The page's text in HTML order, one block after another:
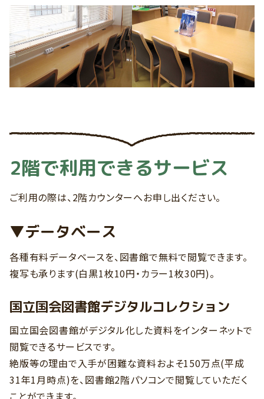
2階で利用できるサービス
ご利用の際は、2階カウンターへお申し出ください。
▼データベース
各種有料データベースを、図書館で無料で閲覧できます。
複写も承ります(白黒1枚10円・カラー1枚30円)。
国立国会図書館デジタルコレクション
国立国会図書館がデジタル化した資料をインターネットで
閲覧できるサービスです。
絶版等の理由で入手が困難な資料およそ150万点(平成
31年1月時点)を、図書館2階パソコンで閲覧していただく
ことができます。